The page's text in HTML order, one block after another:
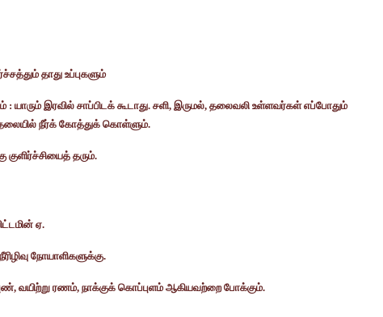
தாது உப்புகளும்
யாரும் இரவில் சாப்பிடக் கூடாது. சளி, இருமல், தலைவலி உள்ளவர்கள் எப்போதும்
தலையில் நீர்க் கோத்துக் கொள்ளும்.
குளிர்ச்சியைத் தரும்.
ஏ.
நோயாளிகளுக்கு.
, வயிற்று ரணம், நாக்குக் கொப்புளம் ஆகியவற்றை போக்கும்.